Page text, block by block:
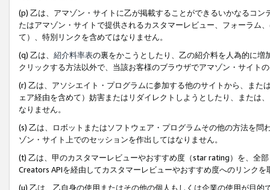
(p) 乙は、アマゾン・サイトに乙が掲載することができるいかなるコ
たはアマゾン・サイトで提供されるカスタマーレビュー、フォーラム
て）、特別リンクを含めてはなりません。
(q) 乙は、 紹介料率表の裏をかこうとしたり、乙の紹介料を人為的に
クリックする方法以外で、当該お客様のブラウザでアマゾン・サイト
(r) 乙は、アソシエイト・プログラムに参加する他のサイトから、ま
ェア経由を含めて）妨害またはリダイレクトしようとしたり、または
なりません。
(s) 乙は、ロボットまたはソフトウェア・プログラムその他の方法を
ゾン・サイト上でのセッションを作出してはなりません。
(t) 乙は、甲のカスタマーレビューやおすすめ度（star rating）を、全
Creators APIを経由してカスタマーレビューやおすすめ度へのリンクを
(u) 乙は、乙自身の使用またはその他の個人もしくは企業の使用が目